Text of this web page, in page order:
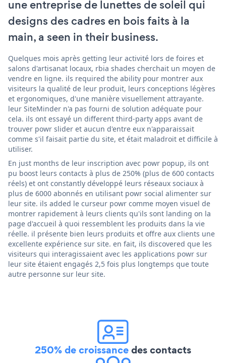
une entreprise de lunettes de soleil qui
designs des cadres en bois faits à la
main, a seen in their business.
Quelques mois après getting leur activité lors de foires et
salons d'artisanat locaux, rbia shades cherchait un moyen de
vendre en ligne. ils required the ability pour montrer aux
visiteurs la qualité de leur produit, leurs conceptions légères
et ergonomiques, d'une manière visuellement attrayante.
leur SiteMinder n'a pas fourni de solution adéquate pour
cela. ils ont essayé un different third-party apps avant de
trouver powr slider et aucun d'entre eux n'apparaissait
comme s'il faisait partie du site, et était maladroit et difficile à
utiliser.
En just months de leur inscription avec powr popup, ils ont
pu boost leurs contacts à plus de 250% (plus de 600 contacts
réels) et ont constantly développé leurs réseaux sociaux à
plus de 6000 abonnés en utilisant powr social alimenter sur
leur site. ils added le curseur powr comme moyen visuel de
montrer rapidement à leurs clients qu'ils sont landing on la
page d'accueil à quoi ressemblent les produits dans la vie
réelle. il présente bien leurs produits et offre aux clients une
excellente expérience sur site. en fait, ils discovered que les
visiteurs qui interagissaient avec les applications powr sur
leur site étaient engagés 2,5 fois plus longtemps que toute
autre personne sur leur site.
250% de croissancedes contacts